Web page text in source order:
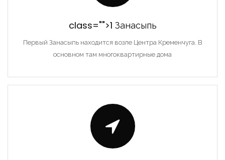
class="">1 Занасыпь
Первый Занасыпь находится возле Центра Кременчуга. В
основном там многоквартирные дома